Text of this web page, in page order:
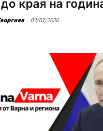
края на
03/07/2026